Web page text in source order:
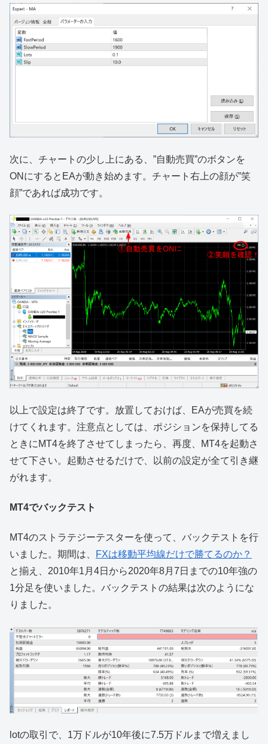
次に、チャートの少し上にある、”自動売買”のボタンを
ONにするとEAが動き始めます。チャート右上の顔が”笑
顔”であれば成功です。
以上で設定は終了です。放置しておけば、EAが売買を続
けてくれます。注意点としては、ポジションを保持してる
ときにMT4を終了させてしまったら、再度、MT4を起動さ
せて下さい。起動させるだけで、以前の設定が全て引き継
がれます。
MT4でバックテスト
MT4のストラテジーテスターを使って、バックテストを行
いました。期間は、
FXは移動平均線だけで勝てるのか？
と揃え、2010年1月4日から2020年8月7日までの10年強の
1分足を使いました。バックテストの結果は次のようにな
りました。
lotの取引で、1万ドルが10年後に7.5万ドルまで増えまし